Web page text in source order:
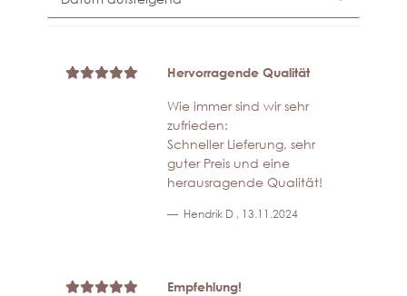
Hervorragende Qualität
Wie immer sind wir sehr
zufrieden:
Schneller Lieferung, sehr
guter Preis und eine
herausragende Qualität!
Hendrik D , 13.11.2024
Empfehlung!